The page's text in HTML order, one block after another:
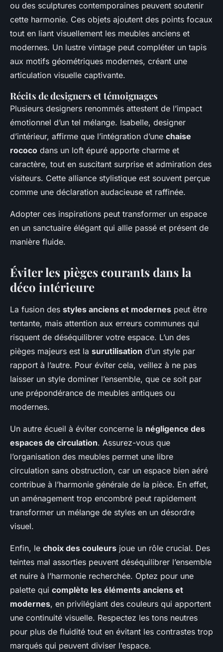
ou des sculptures contemporaines peuvent soutenir
cette harmonie. Ces objets ajoutent des points focaux
tout en liant visuellement les meubles anciens et
modernes. Un lustre vintage peut compléter un tapis
aux motifs géométriques modernes, créant une
articulation visuelle captivante.
Récits de designers et témoignages
Plusieurs designers renommés attestent de l’impact
émotionnel d’un tel mélange. Isabelle, designer
d’intérieur, affirme que l’intégration d’une chaise
rococo dans un loft épuré apporte charme et
caractère, tout en suscitant surprise et admiration des
visiteurs. Cette alliance stylistique est souvent perçue
comme une déclaration audacieuse et raffinée.
Adopter ces inspirations peut transformer un espace
en un sanctuaire élégant qui allie passé et présent de
manière fluide.
Éviter les pièges courants dans la
déco intérieure
La fusion des styles anciens et modernes peut être
tentante, mais attention aux erreurs communes qui
risquent de déséquilibrer votre espace. L’un des
pièges majeurs est la surutilisation d’un style par
rapport à l’autre. Pour éviter cela, veillez à ne pas
laisser un style dominer l’ensemble, que ce soit par
une prépondérance de meubles antiques ou
modernes.
Un autre écueil à éviter concerne la négligence des
espaces de circulation. Assurez-vous que
l’organisation des meubles permet une libre
circulation sans obstruction, car un espace bien aéré
contribue à l’harmonie générale de la pièce. En effet,
un aménagement trop encombré peut rapidement
transformer un mélange de styles en un désordre
visuel.
Enfin, le choix des couleurs joue un rôle crucial. Des
teintes mal assorties peuvent déséquilibrer l’ensemble
et nuire à l’harmonie recherchée. Optez pour une
palette qui complète les éléments anciens et
modernes, en privilégiant des couleurs qui apportent
une continuité visuelle. Respectez les tons neutres
pour plus de fluidité tout en évitant les contrastes trop
marqués qui peuvent diviser l’espace.